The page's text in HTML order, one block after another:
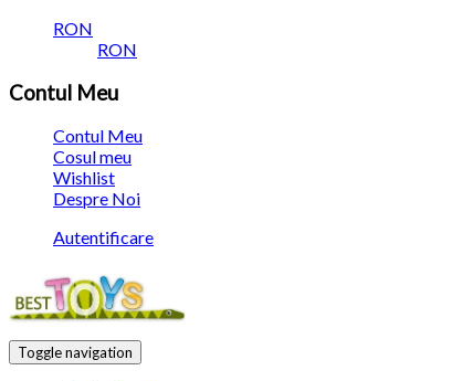
RON
RON
Contul Meu
Contul Meu
Cosul meu
Wishlist
Despre Noi
Autentificare
Toggle navigation